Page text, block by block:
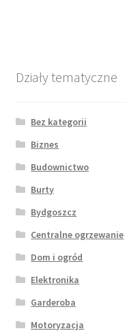
Działy tematyczne
Bez kategorii
Biznes
Budownictwo
Burty
Bydgoszcz
Centralne ogrzewanie
Dom i ogród
Elektronika
Garderoba
Motoryzacja